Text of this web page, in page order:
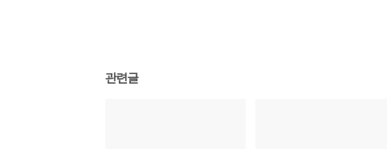
관련글